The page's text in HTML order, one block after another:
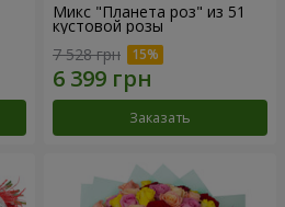
Микс "Планета роз" из 51
кустовой розы
7 528 грн
Заказать